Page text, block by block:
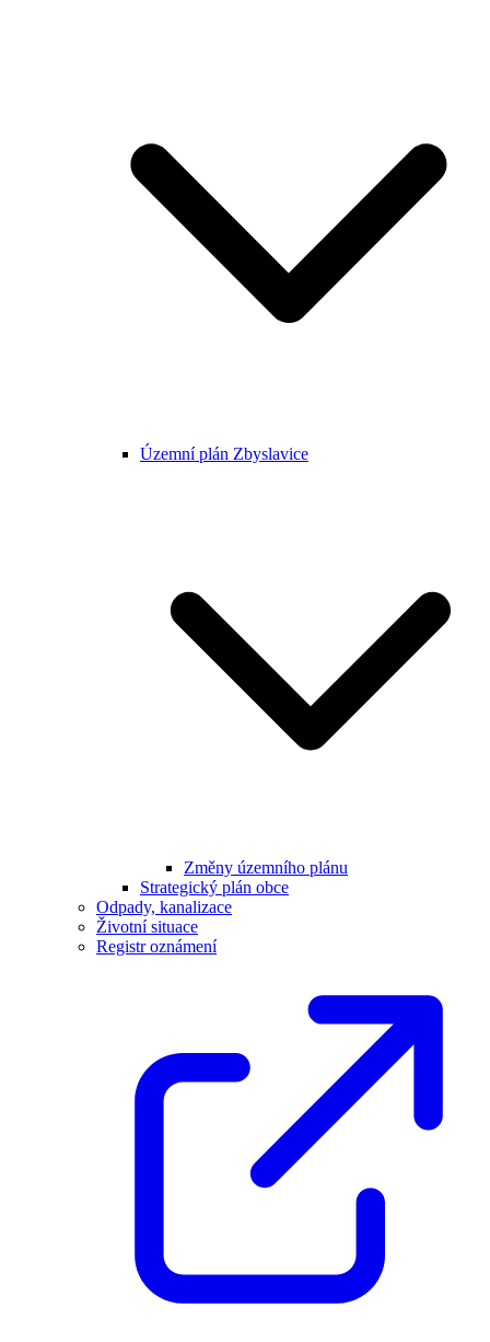
Územní plán Zbyslavice
Změny územního plánu
Strategický plán obce
Odpady, kanalizace
Životní situace
Registr oznámení